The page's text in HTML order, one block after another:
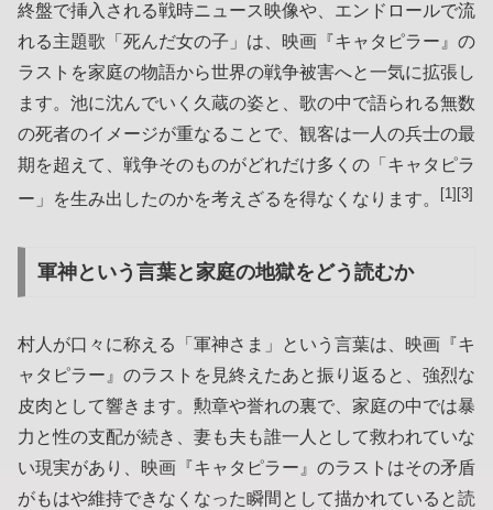
終盤で挿入される戦時ニュース映像や、エンドロールで流
れる主題歌「死んだ女の子」は、映画『キャタピラー』の
ラストを家庭の物語から世界の戦争被害へと一気に拡張し
ます。池に沈んでいく久蔵の姿と、歌の中で語られる無数
の死者のイメージが重なることで、観客は一人の兵士の最
期を超えて、戦争そのものがどれだけ多くの「キャタピラ
ー」を生み出したのかを考えざるを得なくなります。
[1][3]
軍神という言葉と家庭の地獄をどう読むか
村人が口々に称える「軍神さま」という言葉は、映画『キ
ャタピラー』のラストを見終えたあと振り返ると、強烈な
皮肉として響きます。勲章や誉れの裏で、家庭の中では暴
力と性の支配が続き、妻も夫も誰一人として救われていな
い現実があり、映画『キャタピラー』のラストはその矛盾
がもはや維持できなくなった瞬間として描かれていると読